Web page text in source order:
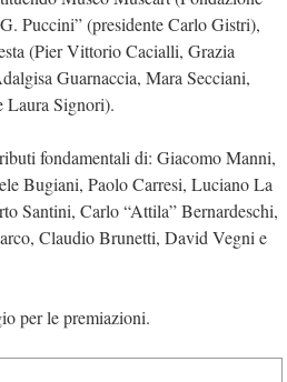
Puccini” (presidente Carlo Gistri),
(Pier Vittorio Cacialli, Grazia
Guarnaccia, Mara Secciani,
Laura Signori).
fondamentali di: Giacomo Manni,
Bugiani, Paolo Carresi, Luciano La
Santini, Carlo “Attila” Bernardeschi,
Claudio Brunetti, David Vegni e
per le premiazioni.